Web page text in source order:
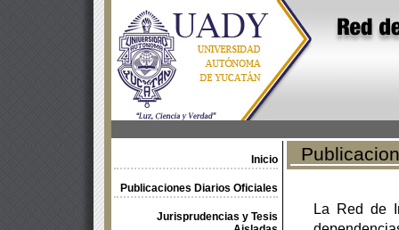
Inicio
Publicaciones Diarios Oficiales
Jurisprudencias y Tesis
La Red de